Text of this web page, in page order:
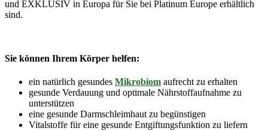
und EXKLUSIV in Europa für Sie bei Platinum Europe erhältlich
sind.
Sie können Ihrem Körper helfen:
ein natürlich gesundes Mikrobiom aufrecht zu erhalten
gesunde Verdauung und optimale Nährstoffaufnahme zu
unterstützen
eine gesunde Darmschleimhaut zu begünstigen
Vitalstoffe für eine gesunde Entgiftungsfunktion zu liefern